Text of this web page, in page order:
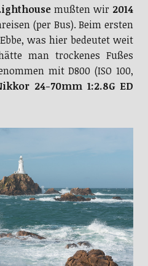
mußten wir 2014
(per Bus). Beim ersten
was hier bedeutet weit
man trockenes Fußes
mit D800 (ISO 100,
24-70mm 1:2.8G ED